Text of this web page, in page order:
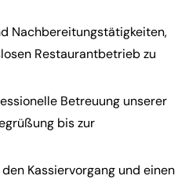
Nachbereitungstätigkeiten,
Restaurantbetrieb zu
Betreuung unserer
bis zur
Kassiervorgang und einen